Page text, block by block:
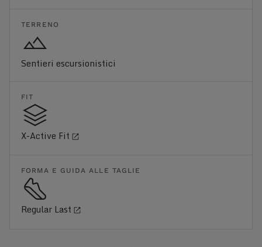
TERRENO
Sentieri escursionistici
FIT
X-Active Fit
FORMA E GUIDA ALLE TAGLIE
Regular Last